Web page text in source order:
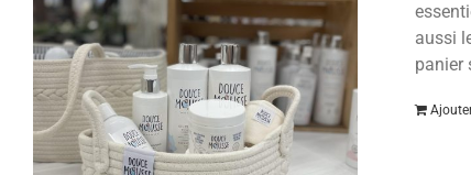
aussi
panier